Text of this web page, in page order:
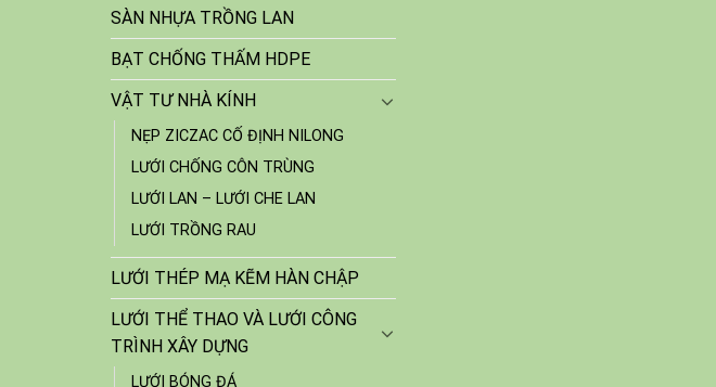
SÀN NHỰA TRỒNG LAN
BẠT CHỐNG THẤM HDPE
VẬT TƯ NHÀ KÍNH
NẸP ZICZAC CỐ ĐỊNH NILONG
LƯỚI CHỐNG CÔN TRÙNG
LƯỚI LAN – LƯỚI CHE LAN
LƯỚI TRỒNG RAU
LƯỚI THÉP MẠ KẼM HÀN CHẬP
LƯỚI THỂ THAO VÀ LƯỚI CÔNG
TRÌNH XÂY DỰNG
LƯỚI BÓNG ĐÁ